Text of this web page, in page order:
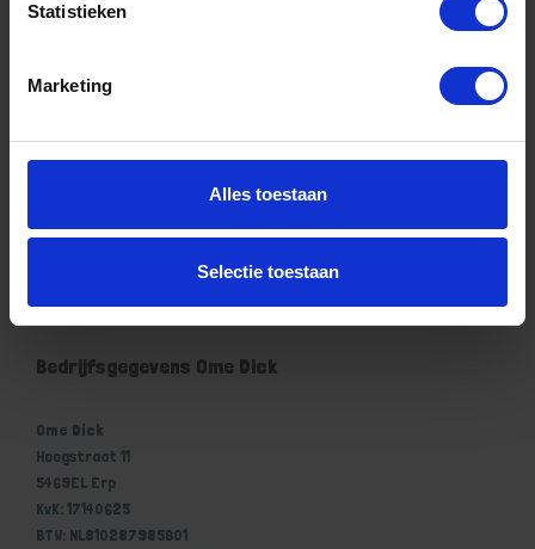
Statistieken
Marketing
Alles toestaan
Selectie toestaan
Privacyverklaring Ome Dick
Klantenservice Ome Dick
Winkelwagen
Bedrijfsgegevens Ome Dick
Ome Dick
Hoogstraat 11
5469EL Erp
KvK: 17140625
BTW: NL810287985B01